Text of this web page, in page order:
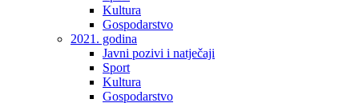
Kultura
Gospodarstvo
2021. godina
Javni pozivi i natječaji
Sport
Kultura
Gospodarstvo